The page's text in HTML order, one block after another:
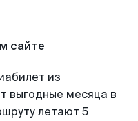
сайте
из
выгодные месяца в
летают 5